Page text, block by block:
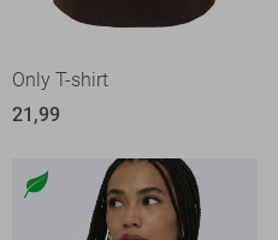
Only T-shirt
21,99